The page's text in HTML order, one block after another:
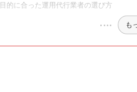
目的に合った運用代行業者の選び方
も